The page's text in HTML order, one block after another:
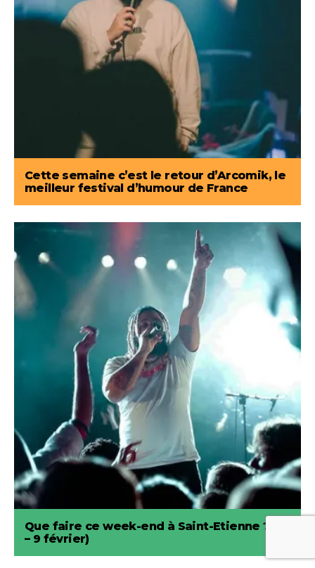
Cette semaine c’est le retour d’Arcomik, le
meilleur festival d’humour de France
Que faire ce week-end à Saint-Etienne ? (7
– 9 février)